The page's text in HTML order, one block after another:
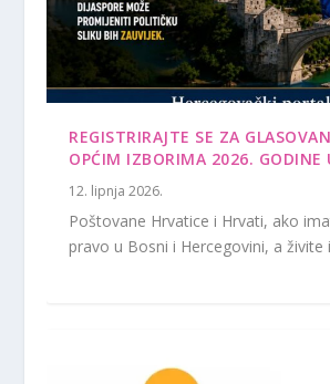
REGISTRIRAJTE SE ZA
OPĆIM IZBORIMA 2026. GODINE
12. lipnja 2026.
Poštovane Hrvatice i Hrvati, ako
pravo u Bosni i Hercegovini, a živite